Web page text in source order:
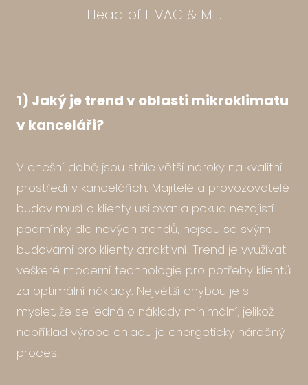
Head of HVAC & ME.
1) Jaký je trend v oblasti mikroklimatu
v kanceláři?
V dnešní době jsou stále větší nároky na kvalitní
prostředí v kancelářích. Majitelé a provozovatelé
budov musí o klienty usilovat a pokud nezajistí
podmínky dle nových trendů, nejsou se svými
budovami pro klienty atraktivní. Trend je využívat
veškeré moderní technologie pro potřeby klientů
za optimální náklady. Největší chybou je si
myslet, že se jedná o náklady minimální, jelikož
například výroba chladu je energeticky náročný
proces.